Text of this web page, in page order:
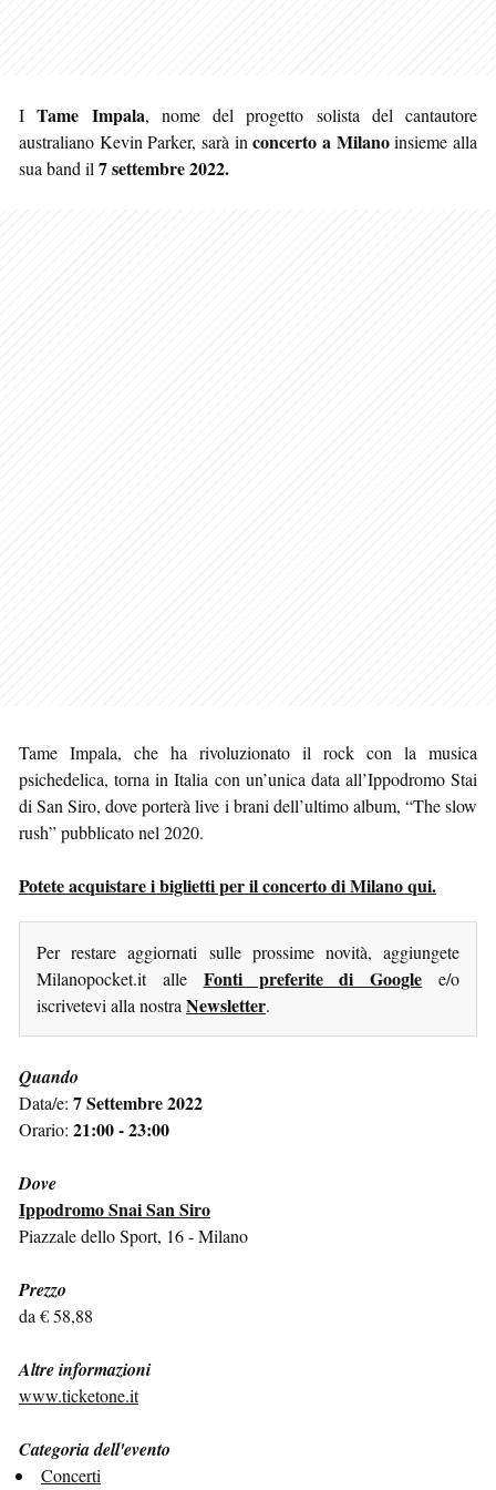
ITame Impala, nome del progetto solista del cantautore
australiano Kevin Parker, sarà inconcerto a Milanoinsieme alla
sua band il 7 settembre 2022.
Tame Impala, che ha rivoluzionato il rock con la musica
psichedelica, torna in Italia con un’unica data all’Ippodromo Stai
di San Siro, dove porterà live i brani dell’ultimo album, “The slow
rush” pubblicato nel 2020.
Potete acquistare i biglietti per il concerto di Milano qui.
Per restare aggiornati sulle prossime novità, aggiungete
Milanopocket.it alle Fonti preferite di Google e/o
iscrivetevi alla nostra Newsletter.
Quando
Data/e: 7 Settembre 2022
Orario: 21:00 - 23:00
Dove
Ippodromo Snai San Siro
Piazzale dello Sport, 16 - Milano
Prezzo
da € 58,88
Altre informazioni
www.ticketone.it
Categoria dell'evento
Concerti